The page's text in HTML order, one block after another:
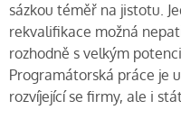
sázkou téměř na jistotu.
rekvalifikace možná
rozhodně s velkým
Programátorská práce je
rozvíjející se firmy, ale i